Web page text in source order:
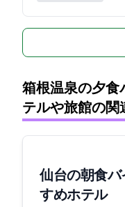
箱根温泉の夕食
テルや旅館の関
仙台の朝食
すめホテル